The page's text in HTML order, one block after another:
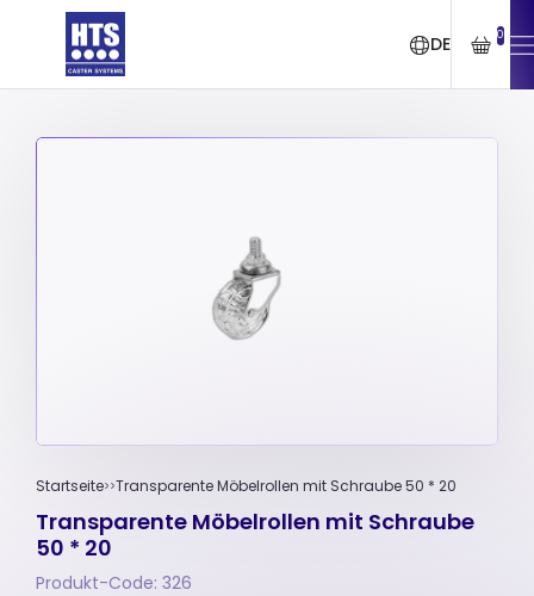
DE 0
Startseite Transparente Möbelrollen mit Schraube 50 * 20
Transparente Möbelrollen mit Schraube
50 * 20
Produkt-Code: 326